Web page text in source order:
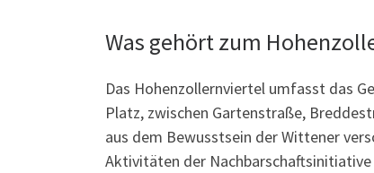
Was gehört zum
Das Hohenzollernviertel umfasst das
Platz, zwischen Gartenstraße,
aus dem Bewusstsein der Wittener
Aktivitäten der